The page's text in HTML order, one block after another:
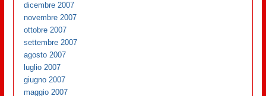
dicembre 2007
novembre 2007
ottobre 2007
settembre 2007
agosto 2007
luglio 2007
giugno 2007
maggio 2007